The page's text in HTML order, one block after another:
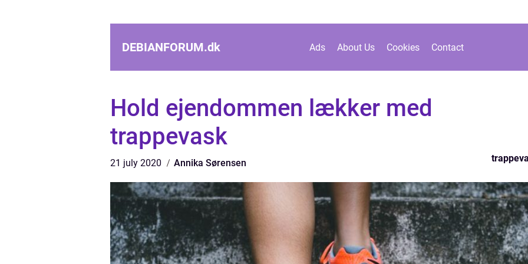
DEBIANFORUM.dk Ads About Us Cookies Contact
Hold ejendommen lækker med
trappevask
21 july 2020 Annika Sørensen